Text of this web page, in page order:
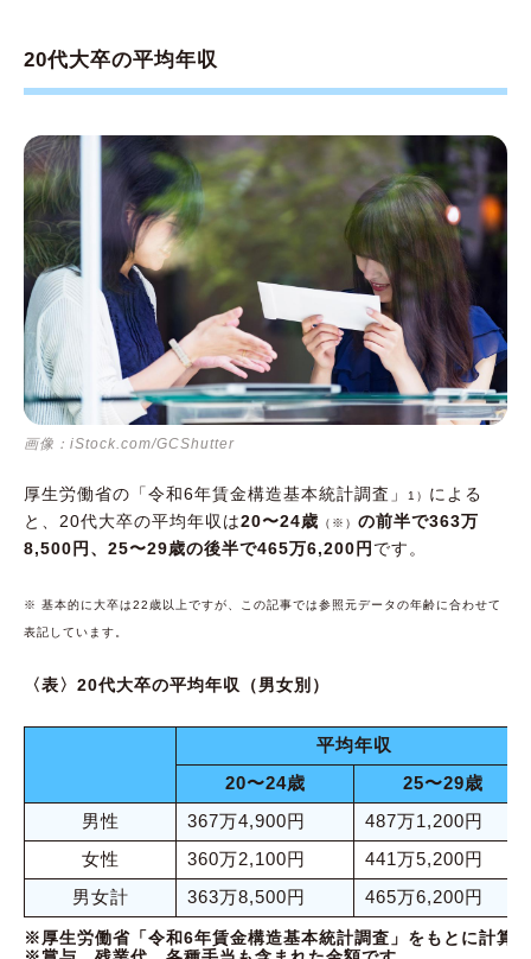
20代大卒の平均年収
画像：iStock.com/GCShutter
厚生労働省の「令和6年賃金構造基本統計調査」 1） による
と、20代大卒の平均年収は20〜24歳 （※） の前半で363万
8,500円、25〜29歳の後半で465万6,200円 です。
※ 基本的に大卒は22歳以上ですが、この記事では参照元データの年齢に合わせて
表記しています。
〈表〉20代大卒の平均年収（男女別）
平均年収
20〜24歳
25〜29歳
男性
367万4,900円
487万1,200円
女性
360万2,100円
441万5,200円
男女計
363万8,500円 465万6,200円
※厚生労働省「令和6年賃金構造基本統計調査」をもとに計算。